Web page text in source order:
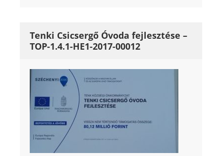
Tenki Csicsergő Óvoda fejlesztése –
TOP-1.4.1-HE1-2017-00012